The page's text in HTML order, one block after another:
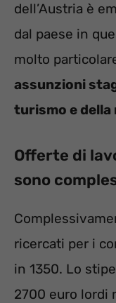
dell’Austria è
dal paese in
molto
assunzioni
turismo e
Offerte di
sono
ricercati per i
in 1350. Lo
2700 euro lordi